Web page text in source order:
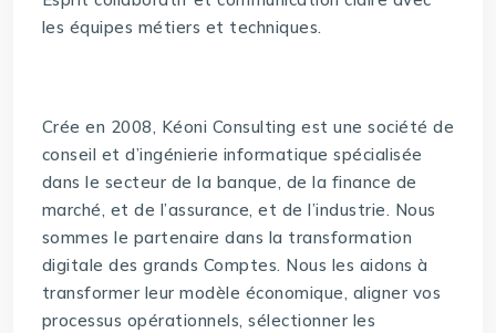
les équipes métiers et techniques.
Crée en 2008, Kéoni Consulting est une société de
conseil et d’ingénierie informatique spécialisée
dans le secteur de la banque, de la finance de
marché, et de l’assurance, et de l’industrie. Nous
sommes le partenaire dans la transformation
digitale des grands Comptes. Nous les aidons à
transformer leur modèle économique, aligner vos
processus opérationnels, sélectionner les